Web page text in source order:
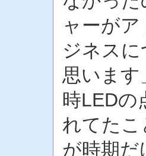
ャーが
ジネス
思います
時LEDの
れてた
が時期だ